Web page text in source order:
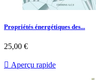
Propriétés énergétiques des...
25,00 €
 Aperçu rapide